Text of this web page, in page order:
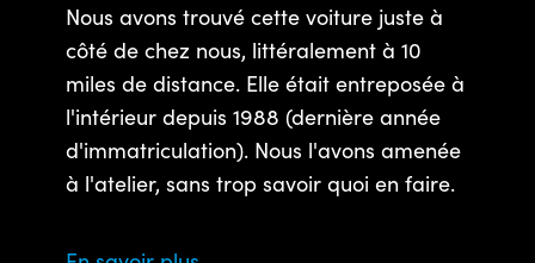
Nous avons trouvé cette voiture juste à
côté de chez nous, littéralement à 10
miles de distance. Elle était entreposée à
l'intérieur depuis 1988 (dernière année
d'immatriculation). Nous l'avons amenée
à l'atelier, sans trop savoir quoi en faire.